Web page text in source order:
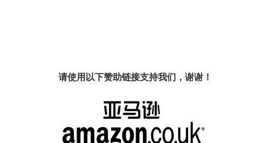
请使用以下赞助链接支持我们，谢谢！